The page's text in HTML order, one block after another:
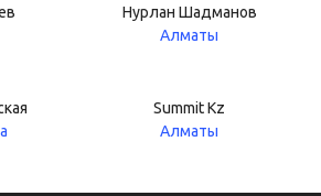
Нурлан Шадманов
Алматы
Summit Kz
Алматы